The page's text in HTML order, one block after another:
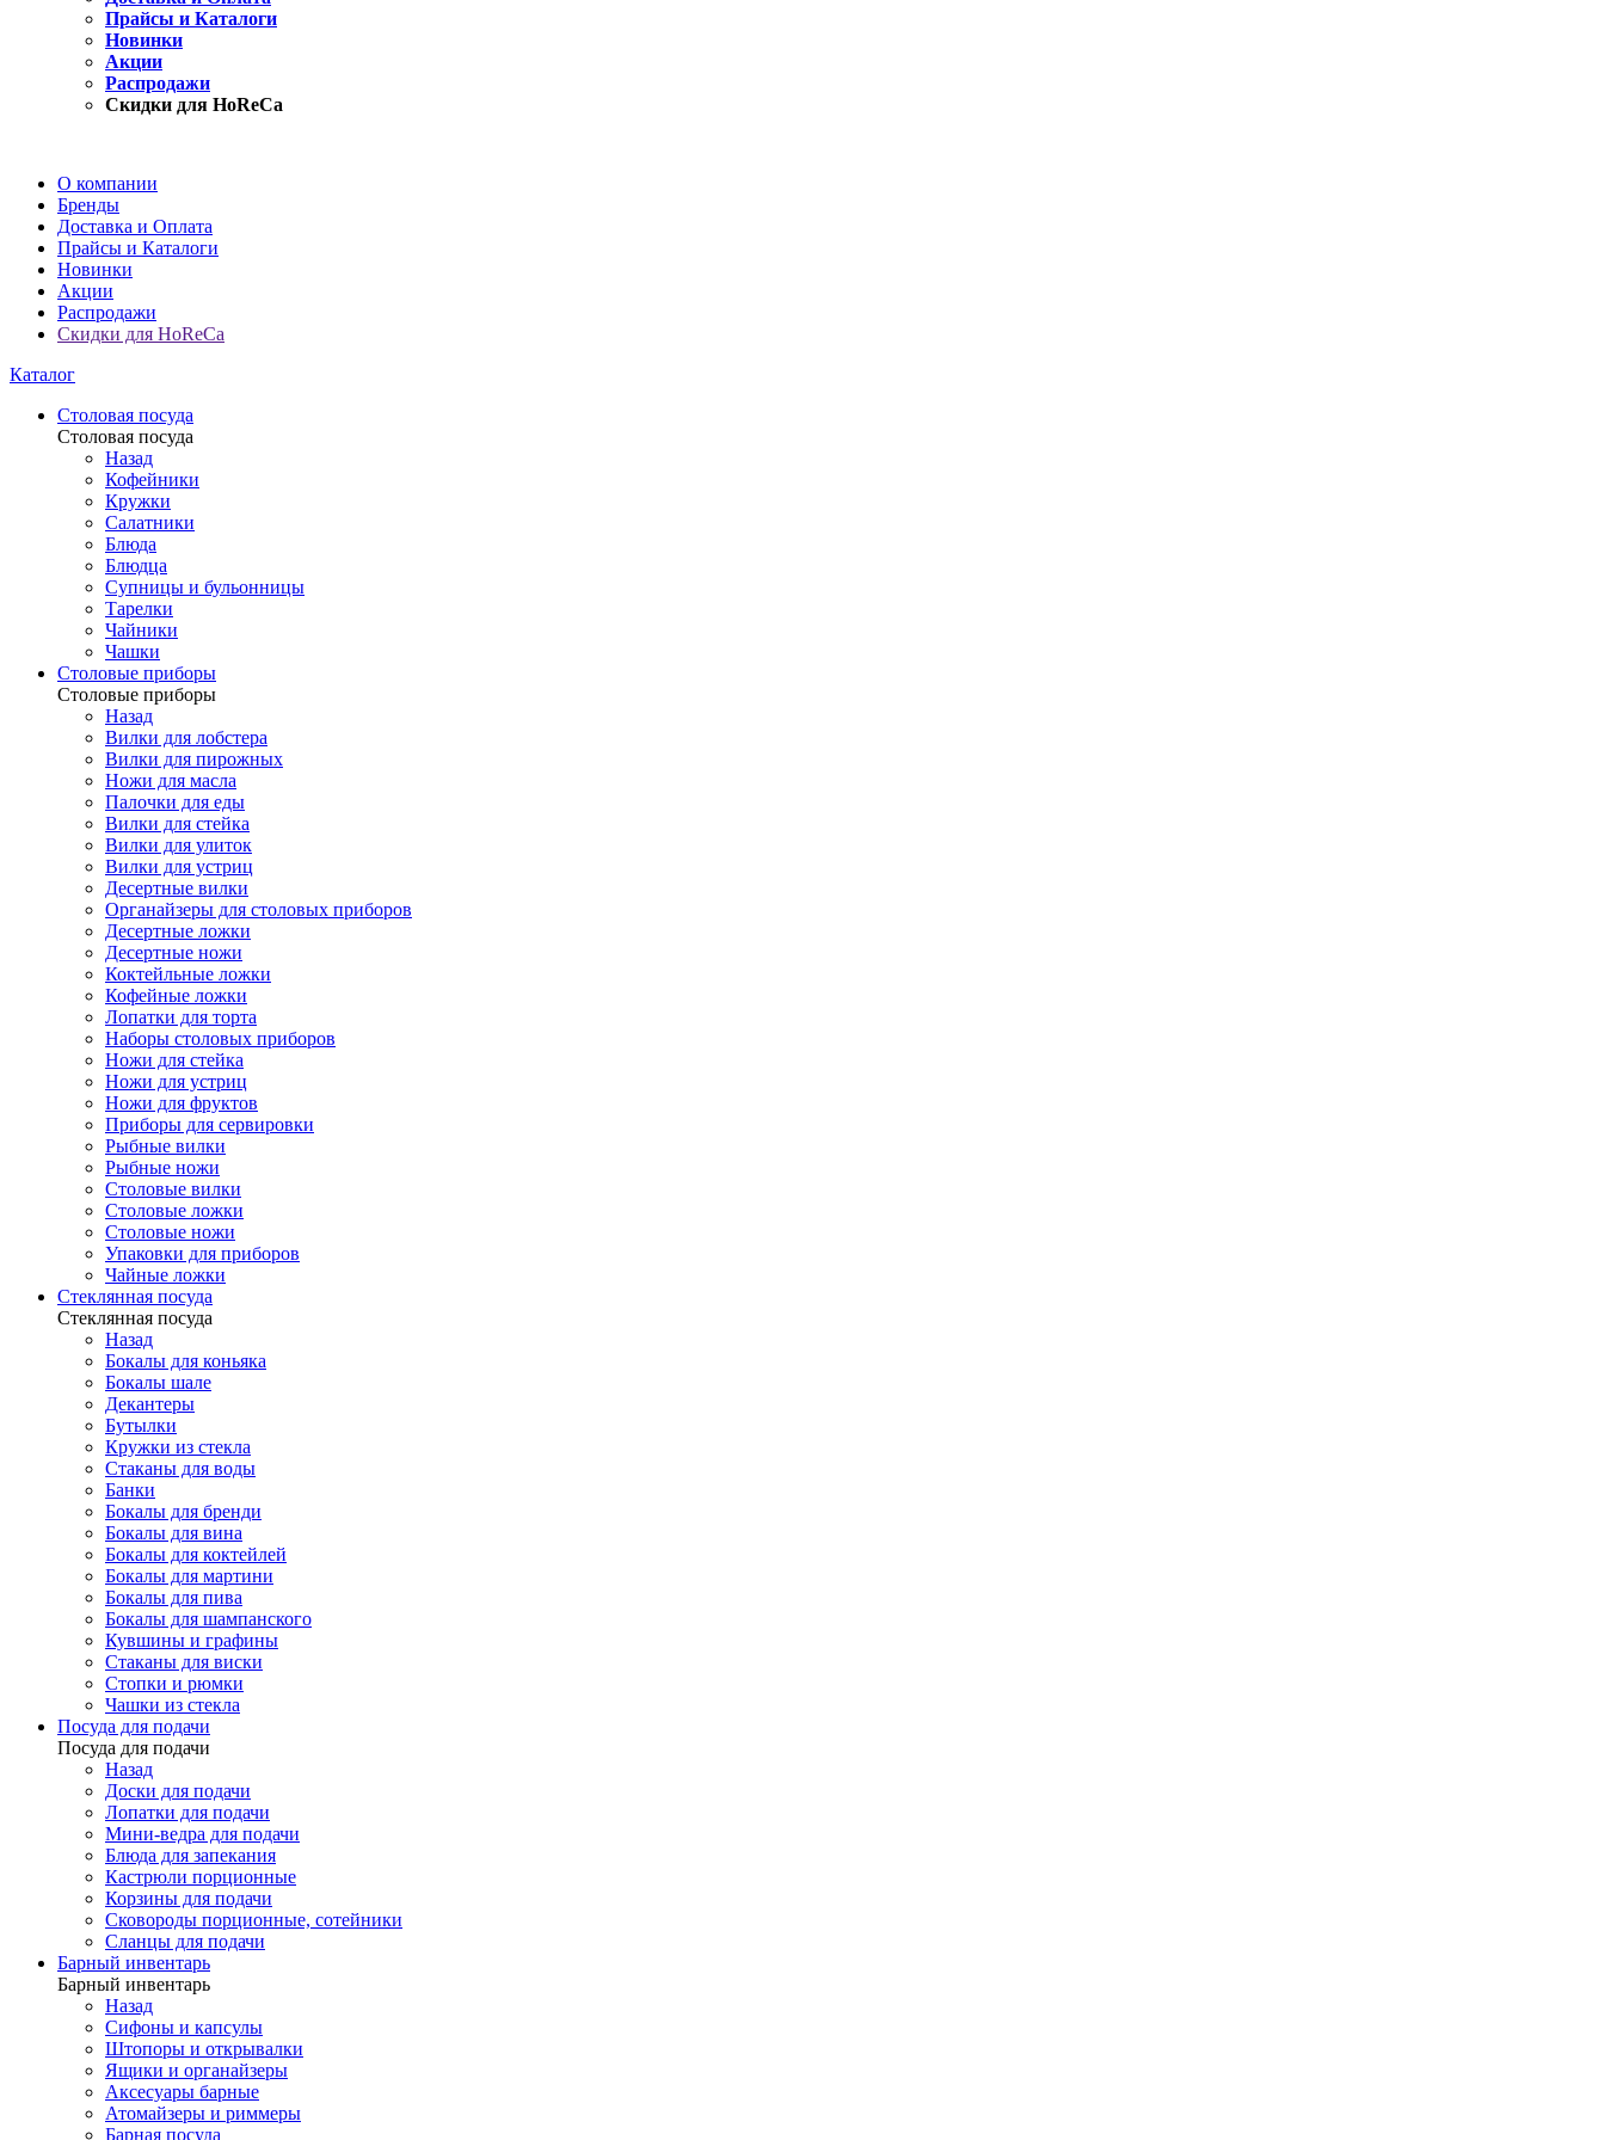
Прайсы и Каталоги
Новинки
Акции
Распродажи
Скидки для HoReCa
О компании
Бренды
Доставка и Оплата
Прайсы и Каталоги
Новинки
Акции
Распродажи
Скидки для HoReCa
Каталог
Столовая посуда
Столовая посуда
Назад
Кофейники
Кружки
Салатники
Блюда
Блюдца
Супницы и бульонницы
Тарелки
Чайники
Чашки
Cтоловые приборы
Cтоловые приборы
Назад
Вилки для лобстера
Вилки для пирожных
Ножи для масла
Палочки для еды
Вилки для стейка
Вилки для улиток
Вилки для устриц
Десертные вилки
Органайзеры для столовых приборов
Десертные ложки
Десертные ножи
Коктейльные ложки
Кофейные ложки
Лопатки для торта
Наборы столовых приборов
Ножи для стейка
Ножи для устриц
Ножи для фруктов
Приборы для сервировки
Рыбные вилки
Рыбные ножи
Столовые вилки
Столовые ложки
Столовые ножи
Упаковки для приборов
Чайные ложки
Стеклянная посуда
Стеклянная посуда
Назад
Бокалы для коньяка
Бокалы шале
Декантеры
Бутылки
Кружки из стекла
Стаканы для воды
Банки
Бокалы для бренди
Бокалы для вина
Бокалы для коктейлей
Бокалы для мартини
Бокалы для пива
Бокалы для шампанского
Кувшины и графины
Стаканы для виски
Стопки и рюмки
Чашки из стекла
Посуда для подачи
Посуда для подачи
Назад
Доски для подачи
Лопатки для подачи
Мини-ведра для подачи
Блюда для запекания
Кастрюли порционные
Корзины для подачи
Сковороды порционные, сотейники
Сланцы для подачи
Барный инвентарь
Барный инвентарь
Назад
Сифоны и капсулы
Штопоры и открывалки
Ящики и органайзеры
Аксесуары барные
Атомайзеры и риммеры
Барная посуда